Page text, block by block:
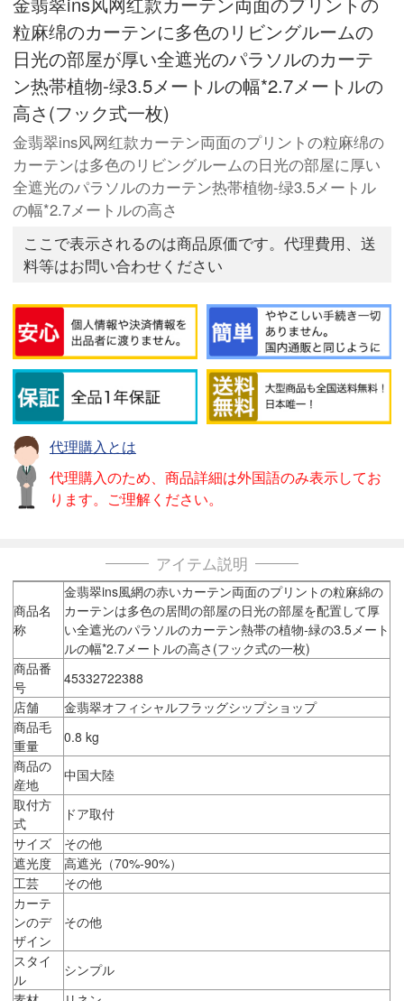
粒麻绵のカーテンに多色のリビングルームの
日光の部屋が厚い全遮光のパラソルのカーテ
ン热帯植物-绿3.5メートルの幅*2.7メートルの
高さ(フック式一枚)
金翡翠ins风网红款カーテン両面のプリントの粒麻绵の
カーテンは多色のリビングルームの日光の部屋に厚い
全遮光のパラソルのカーテン热帯植物-绿3.5メートル
の幅*2.7メートルの高さ
ここで表示されるのは商品原価です。代理費用、送
料等はお問い合わせください
代理購入とは
代理購入のため、商品詳細は外国語のみ表示してお
ります。ご理解ください。
アイテム説明
商品名
称
金翡翠ins風網の赤いカーテン両面のプリントの粒麻綿の
カーテンは多色の居間の部屋の日光の部屋を配置して厚
い全遮光のパラソルのカーテン熱帯の植物-緑の3.5メート
ルの幅*2.7メートルの高さ(フック式の一枚)
商品番
号
45332722388
店舗
金翡翠オフィシャルフラッグシップショップ
商品毛
重量
0.8 kg
商品の
産地
中国大陸
取付方
式
ドア取付
サイズ
その他
遮光度
高遮光（70%-90%）
工芸
その他
カーテ
ンのデ
ザイン
その他
スタイ
ル
シンプル